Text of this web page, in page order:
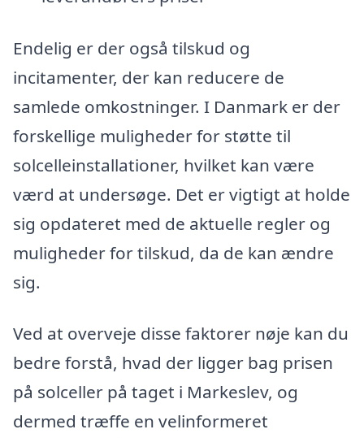
Endelig er der også tilskud og
incitamenter, der kan reducere de
samlede omkostninger. I Danmark er der
forskellige muligheder for støtte til
solcelleinstallationer, hvilket kan være
værd at undersøge. Det er vigtigt at holde
sig opdateret med de aktuelle regler og
muligheder for tilskud, da de kan ændre
sig.
Ved at overveje disse faktorer nøje kan du
bedre forstå, hvad der ligger bag prisen
på solceller på taget i Markeslev, og
dermed træffe en velinformeret